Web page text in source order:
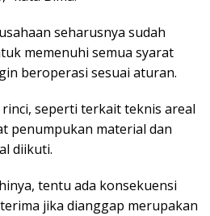
seharusnya sudah
memenuhi semua syarat
beroperasi sesuai aturan.
seperti terkait teknis areal
penumpukan material dan
diikuti.
tentu ada konsekuensi
jika dianggap merupakan